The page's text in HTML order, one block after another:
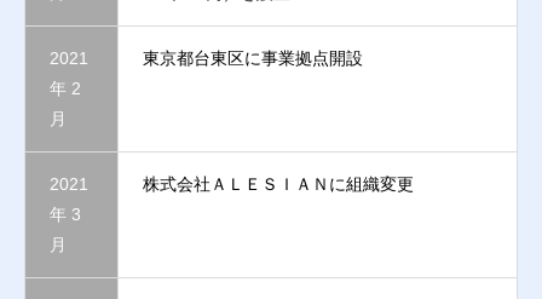
2021
年 2
月
東京都台東区に事業拠点開設​
2021
年 3
月​
株式会社ＡＬＥＳＩＡＮに組織変更​